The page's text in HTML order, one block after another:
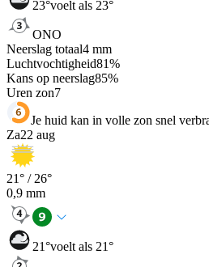
23°voelt als 23°
ONO
Neerslag totaal4 mm
Luchtvochtigheid81%
Kans op neerslag85%
Uren zon7
Je huid kan in volle zon snel
Za22 aug
21° / 26°
0,9 mm
21°voelt als 21°